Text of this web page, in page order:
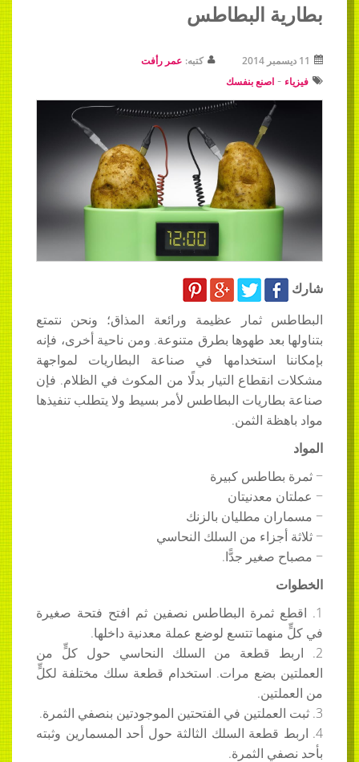
البطاطس
كتبه: عمر رأفت
اصنع بنفسك
ثمار عظيمة ورائعة المذاق؛ ونحن نتمتع
بعد طهوها بطرق متنوعة. ومن ناحية أخرى، فإنه
استخدامها في صناعة البطاريات لمواجهة
التيار بدلًا من المكوث في الظلام. فإن
البطاطس لأمر بسيط ولا يتطلب تنفيذها
الثمن.
كبيرة
معدنيتان
مطليان بالزنك
من السلك النحاسي
صغير جدًّا.
ثمرة البطاطس نصفين ثم افتح فتحة صغيرة
تتسع لوضع عملة معدنية داخلها.
قطعة من السلك النحاسي حول كلٍّ من
بضع مرات. استخدام قطعة سلك مختلفة لكلٍّ
قطعة السلك الثالثة حول أحد المسمارين وثبته
الثمرة.